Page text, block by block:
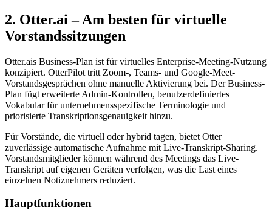
2. Otter.ai – Am besten für virtuelle
Vorstandssitzungen
Otter.ais Business-Plan ist für virtuelles Enterprise-Meeting-Nutzung
konzipiert. OtterPilot tritt Zoom-, Teams- und Google-Meet-
Vorstandsgesprächen ohne manuelle Aktivierung bei. Der Business-
Plan fügt erweiterte Admin-Kontrollen, benutzerdefiniertes
Vokabular für unternehmensspezifische Terminologie und
priorisierte Transkriptionsgenauigkeit hinzu.
Für Vorstände, die virtuell oder hybrid tagen, bietet Otter
zuverlässige automatische Aufnahme mit Live-Transkript-Sharing.
Vorstandsmitglieder können während des Meetings das Live-
Transkript auf eigenen Geräten verfolgen, was die Last eines
einzelnen Notiznehmers reduziert.
Hauptfunktionen